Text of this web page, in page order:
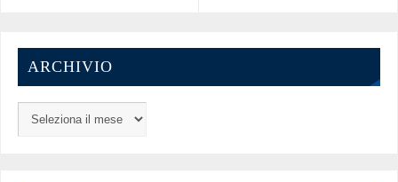
ARCHIVIO